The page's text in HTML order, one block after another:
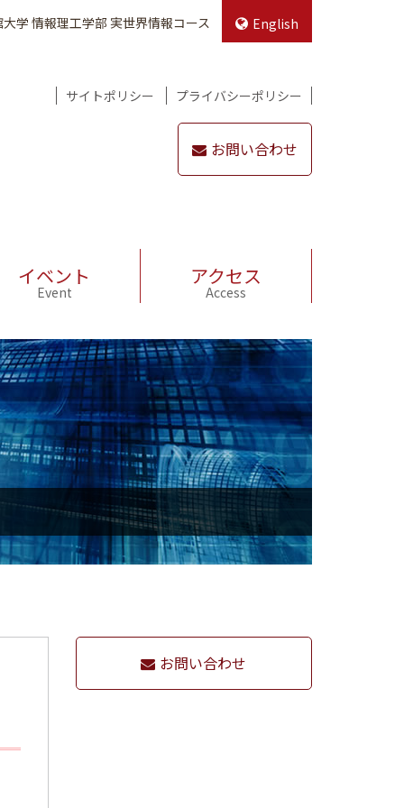
学 情報理工学部 実世界情報コース English
サイトポリシー プライバシーポリシー
お問い合わせ
イベント
Event
アクセス
Access
お問い合わせ